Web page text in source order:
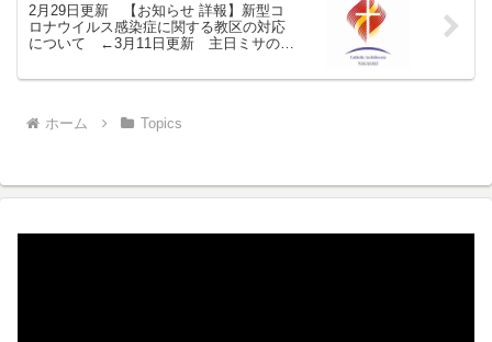
2月29日更新 【お知らせ 詳報】新型コ
ロナウイルス感染症に関する教区の対応
について ←3月11日更新 主日ミサの中
ホーム Topics